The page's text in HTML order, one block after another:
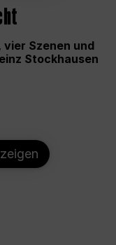
vier Szenen und
Stockhausen